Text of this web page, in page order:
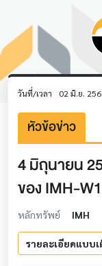
วันที่/เวลา 02 มิ.ย.
หัวข้อข่าว
4 มิถุนายน
ของ IMH-W1
หลักทรัพย์ IMH
รายละเอียดแบบ